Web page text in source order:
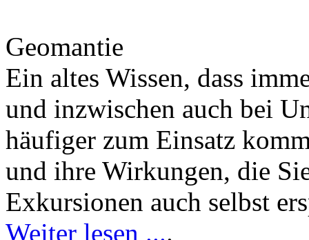
Geomantie
Ein altes Wissen, dass
und inzwischen auch bei
häufiger zum Einsatz
und ihre Wirkungen, die
Exkursionen auch selbst
Weiter lesen ....